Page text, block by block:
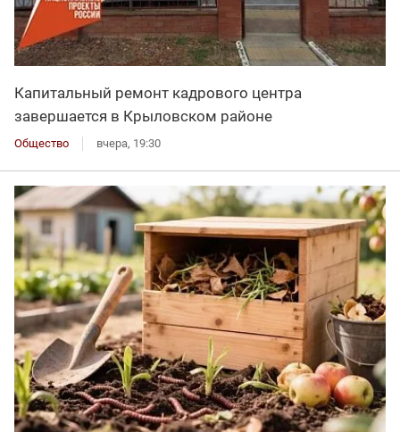
Капитальный ремонт кадрового центра
завершается в Крыловском районе
Общество вчера, 19:30